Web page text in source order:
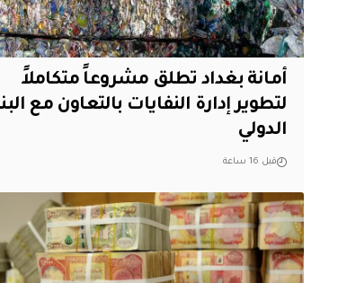
أمانة بغداد تطلق مشروعاً متكاملاً
لتطوير إدارة النفايات بالتعاون مع
الدولي
قبل 16 ساعة